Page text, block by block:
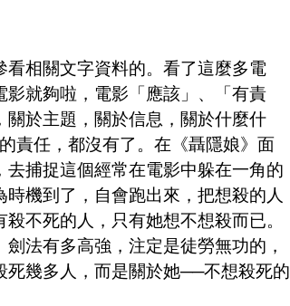
相關文字資料的。看了這麼多電
就夠啦，電影「應該」、「有責
於主題，關於信息，關於什麼什
責任，都沒有了。在《聶隱娘》面
捕捉這個經常在電影中躲在一角的
機到了，自會跑出來，把想殺的人
不死的人，只有她想不想殺而已。
法有多高強，注定是徒勞無功的，
幾多人，而是關於她──不想殺死的